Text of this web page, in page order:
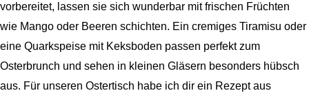
vorbereitet, lassen sie sich wunderbar mit frischen Früchten
wie Mango oder Beeren schichten. Ein cremiges Tiramisu oder
eine Quarkspeise mit Keksboden passen perfekt zum
Osterbrunch und sehen in kleinen Gläsern besonders hübsch
aus. Für unseren Ostertisch habe ich dir ein Rezept aus